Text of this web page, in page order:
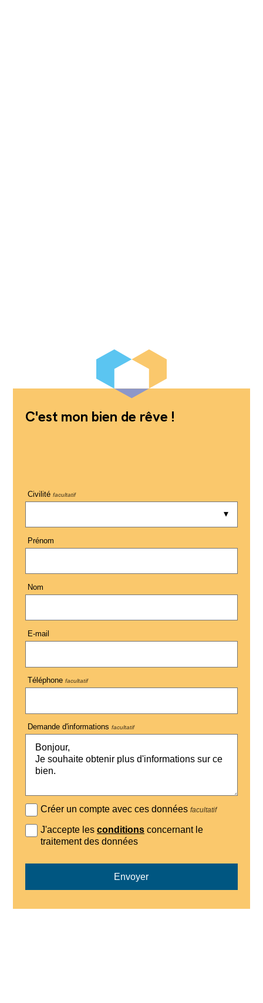
C'est mon bien de rêve !
Civilité facultatif
Prénom
Nom
E-mail
Téléphone facultatif
Demande d'informations facultatif
Créer un compte avec ces donnéesfacultatif
J'accepte lesconditions concernant le
traitement des données
Envoyer